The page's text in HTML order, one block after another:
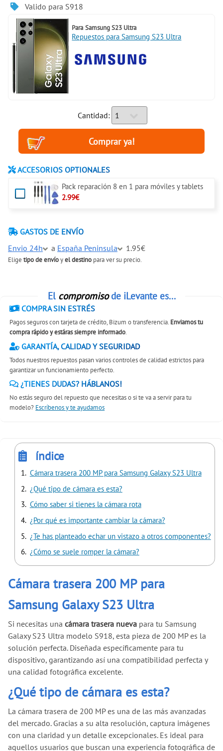
Valido para S918
Para Samsung S23 Ultra
Repuestos para Samsung S23 Ultra
Cantidad:
ACCESORIOS OPTIONALES
Pack reparación 8 en 1 para móviles y tablets
2.99€
GASTOS DE ENVÍO
Envio 24h
a España Peninsula 1.95€
Elige tipo de envíoyel destino para ver su precio.
El compromisode iLevante es...
COMPRA SIN ESTRÉS
Pagos seguros con tarjeta de crédito, Bizum o transferencia. Enviamos tu
compra rápido y estáras siempre informado.
GARANTÍA, CALIDAD Y SEGURIDAD
Todos nuestros repuestos pasan varios controles de calidad estrictos para
garantizar un funcionamiento perfecto.
¿TIENES DUDAS? HÁBLANOS!
No estás seguro del repuesto que necesitas o si te va a servir para tu
modelo? Escríbenos y te ayudamos
índice
Cámara trasera 200 MP para Samsung Galaxy S23 Ultra
¿Qué tipo de cámara es esta?
Cómo saber si tienes la cámara rota
¿Por qué es importante cambiar la cámara?
¿Te has planteado echar un vistazo a otros componentes?
¿Cómo se suele romper la cámara?
Cámara trasera 200 MP para
Samsung Galaxy S23 Ultra
Si necesitas una cámara trasera nueva para tu Samsung
Galaxy S23 Ultra modelo S918, esta pieza de 200 MP es la
solución perfecta. Diseñada específicamente para tu
dispositivo, garantizando así una compatibilidad perfecta y
una calidad fotográfica excelente.
¿Qué tipo de cámara es esta?
La cámara trasera de 200 MP es una de las más avanzadas
del mercado. Gracias a su alta resolución, captura imágenes
con una claridad y un detalle excepcionales. Es ideal para
aquellos usuarios que buscan una experiencia fotográfica de